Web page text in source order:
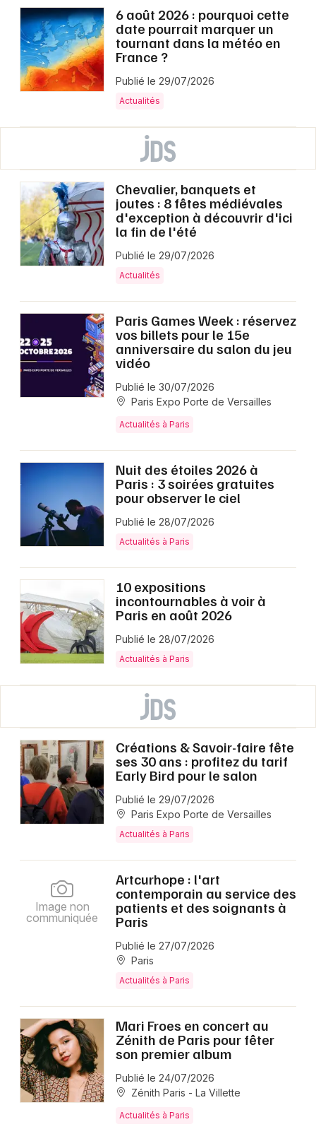
6 août 2026 : pourquoi cette
date pourrait marquer un
tournant dans la météo en
France ?
Publié le 29/07/2026
Actualités
Chevalier, banquets et
joutes : 8 fêtes médiévales
d'exception à découvrir d'ici
la fin de l'été
Publié le 29/07/2026
Actualités
Paris Games Week : réservez
vos billets pour le 15e
anniversaire du salon du jeu
vidéo
Publié le 30/07/2026
Paris Expo Porte de Versailles
Actualités à Paris
Nuit des étoiles 2026 à
Paris : 3 soirées gratuites
pour observer le ciel
Publié le 28/07/2026
Actualités à Paris
10 expositions
incontournables à voir à
Paris en août 2026
Publié le 28/07/2026
Actualités à Paris
Créations & Savoir-faire fête
ses 30 ans : profitez du tarif
Early Bird pour le salon
Publié le 29/07/2026
Paris Expo Porte de Versailles
Actualités à Paris
Artcurhope : l'art
contemporain au service des
patients et des soignants à
Paris
Publié le 27/07/2026
Paris
Actualités à Paris
Image non
communiquée
Mari Froes en concert au
Zénith de Paris pour fêter
son premier album
Publié le 24/07/2026
Zénith Paris - La Villette
Actualités à Paris